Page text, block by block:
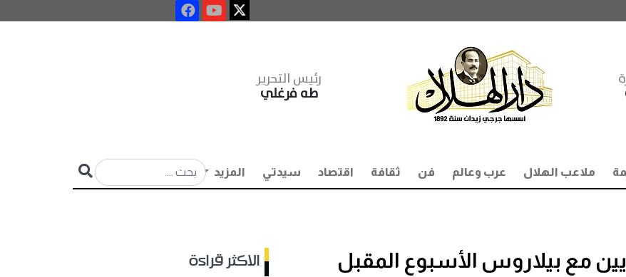
رئيس التحرير
طه فرغلي
ملاعب الهلال عرب وعالم فن ثقافة اقتصاد سيدتي المزيد
مع بيلاروس الأسبوع المقبل
الاكثر قراءة